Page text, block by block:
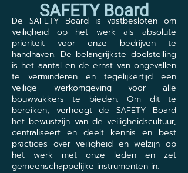
SAFETY Board
De SAFETY Board is vastbesloten om
veiligheid op het werk als absolute
prioriteit voor onze bedrijven te
handhaven. De belangrijkste doelstelling
is het aantal en de ernst van ongevallen
te verminderen en tegelijkertijd een
veilige werkomgeving voor alle
bouwvakkers te bieden. Om dit te
bereiken, verhoogt de SAFETY Board
het bewustzijn van de veiligheidscultuur,
centraliseert en deelt kennis en best
practices over veiligheid en welzijn op
het werk met onze leden en zet
gemeenschappelijke instrumenten in.